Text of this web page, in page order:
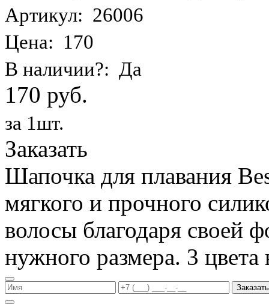
Артикул: 26006
Цена: 170
В наличии?: Да
170 руб.
за 1шт.
Заказать
Шапочка для плавания
мягкого и прочного
волосы благодаря своей
нужного размера. 3
Заказать